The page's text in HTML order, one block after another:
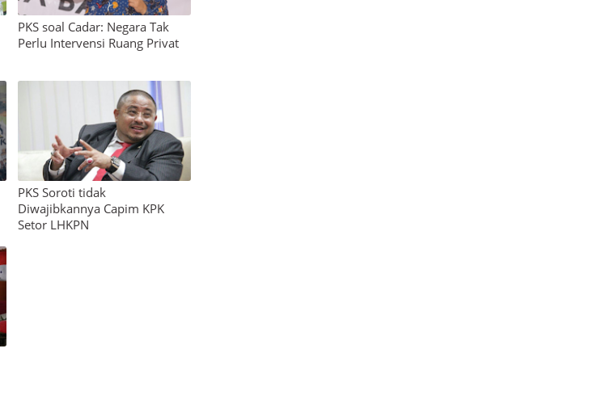
PKS soal Cadar: Negara Tak
Perlu Intervensi Ruang Privat
PKS Soroti tidak
Diwajibkannya Capim KPK
Setor LHKPN